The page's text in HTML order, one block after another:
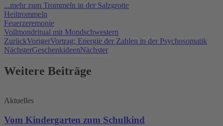
...mehr zum Trommeln in der Salzgrotte
Heiltrommeln
Feuerzeremonie
Vollmondritual mit Mondschwestern
ZurückVorigerVortrag: Energie der Zahlen in der Psychosomatik
NächsterGeschenkideenNächster
Weitere Beiträge
Aktuelles
Vom Kindergarten zum Schulkind